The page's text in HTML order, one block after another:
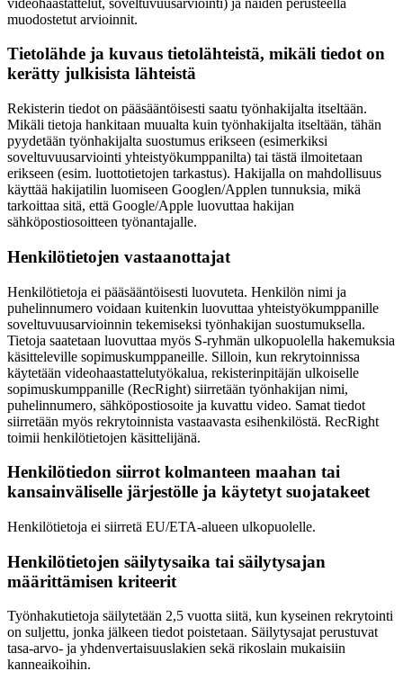
muodostetut arvioinnit.
Tietolähde ja kuvaus tietolähteistä, mikäli tiedot on
kerätty julkisista lähteistä
Rekisterin tiedot on pääsääntöisesti saatu työnhakijalta itseltään.
Mikäli tietoja hankitaan muualta kuin työnhakijalta itseltään, tähän
pyydetään työnhakijalta suostumus erikseen (esimerkiksi
soveltuvuusarviointi yhteistyökumppanilta) tai tästä ilmoitetaan
erikseen (esim. luottotietojen tarkastus). Hakijalla on mahdollisuus
käyttää hakijatilin luomiseen Googlen/Applen tunnuksia, mikä
tarkoittaa sitä, että Google/Apple luovuttaa hakijan
sähköpostiosoitteen työnantajalle.
Henkilötietojen vastaanottajat
Henkilötietoja ei pääsääntöisesti luovuteta. Henkilön nimi ja
puhelinnumero voidaan kuitenkin luovuttaa yhteistyökumppanille
soveltuvuusarvioinnin tekemiseksi työnhakijan suostumuksella.
Tietoja saatetaan luovuttaa myös S-ryhmän ulkopuolella hakemuksia
käsitteleville sopimuskumppaneille. Silloin, kun rekrytoinnissa
käytetään videohaastattelutyökalua, rekisterinpitäjän ulkoiselle
sopimuskumppanille (RecRight) siirretään työnhakijan nimi,
puhelinnumero, sähköpostiosoite ja kuvattu video. Samat tiedot
siirretään myös rekrytoinnista vastaavasta esihenkilöstä. RecRight
toimii henkilötietojen käsittelijänä.
Henkilötiedon siirrot kolmanteen maahan tai
kansainväliselle järjestölle ja käytetyt suojatakeet
Henkilötietoja ei siirretä EU/ETA-alueen ulkopuolelle.
Henkilötietojen säilytysaika tai säilytysajan
määrittämisen kriteerit
Työnhakutietoja säilytetään 2,5 vuotta siitä, kun kyseinen rekrytointi
on suljettu, jonka jälkeen tiedot poistetaan. Säilytysajat perustuvat
tasa-arvo- ja yhdenvertaisuuslakien sekä rikoslain mukaisiin
kanneaikoihin.